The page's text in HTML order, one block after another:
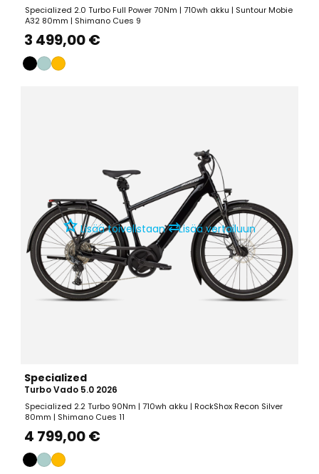
Specialized 2.0 Turbo Full Power 70Nm | 710wh akku | Suntour Mobie
A32 80mm | Shimano Cues 9
3 499,00 €
Lisää toivelistaan⇄Lisää vertailuun
Specialized
Turbo Vado 5.0 2026
Specialized 2.2 Turbo 90Nm | 710wh akku | RockShox Recon Silver
80mm | Shimano Cues 11
4 799,00 €